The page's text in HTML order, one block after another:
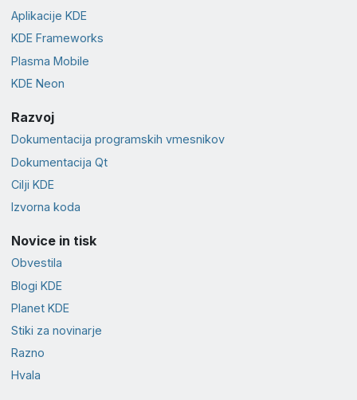
Aplikacije KDE
KDE Frameworks
Plasma Mobile
KDE Neon
Razvoj
Dokumentacija programskih vmesnikov
Dokumentacija Qt
Cilji KDE
Izvorna koda
Novice in tisk
Obvestila
Blogi KDE
Planet KDE
Stiki za novinarje
Razno
Hvala